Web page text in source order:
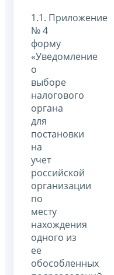
1.1. Приложение
№ 4
форму
«Уведомление
о
выборе
налогового
органа
для
постановки
на
учет
российской
организации
по
месту
нахождения
одного из
ее
обособленных